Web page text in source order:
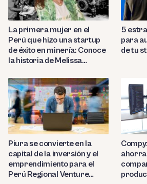
La primera mujer en el
Perú que hizo una startup
de éxito en minería: Conoce
la historia de Melissa
5
para
de tu
Piura se convierte en la
capital de la inversión y el
emprendimiento para el
Perú Regional Venture
ahorra